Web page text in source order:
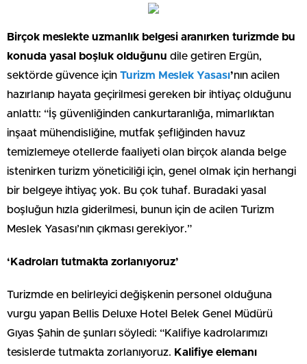
Birçok meslekte uzmanlık belgesi aranırken turizmde bu
konuda yasal boşluk olduğunu dile getiren Ergün,
sektörde güvence için Turizm Meslek Yasası’nın acilen
hazırlanıp hayata geçirilmesi gereken bir ihtiyaç olduğunu
anlattı: “İş güvenliğinden cankurtaranlığa, mimarlıktan
inşaat mühendisliğine, mutfak şefliğinden havuz
temizlemeye otellerde faaliyeti olan birçok alanda belge
istenirken turizm yöneticiliği için, genel olmak için herhangi
bir belgeye ihtiyaç yok. Bu çok tuhaf. Buradaki yasal
boşluğun hızla giderilmesi, bunun için de acilen Turizm
Meslek Yasası’nın çıkması gerekiyor.”
‘Kadroları tutmakta zorlanıyoruz’
Turizmde en belirleyici değişkenin personel olduğuna
vurgu yapan Bellis Deluxe Hotel Belek Genel Müdürü
Gıyas Şahin de şunları söyledi: “Kalifiye kadrolarımızı
tesislerde tutmakta zorlanıyoruz. Kalifiye elemanı